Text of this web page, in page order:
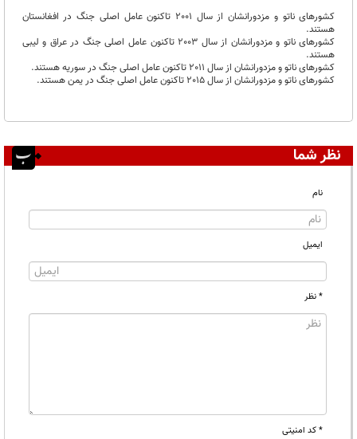
کشورهای ناتو و مزدورانشان از سال 2001 تاکنون عامل اصلی جنگ در افغانستان
هستند.
کشورهای ناتو و مزدورانشان از سال 2003 تاکنون عامل اصلی جنگ در عراق و لیبی
هستند.
کشورهای ناتو و مزدورانشان از سال 2011 تاکنون عامل اصلی جنگ در سوریه هستند.
کشورهای ناتو و مزدورانشان از سال 2015 تاکنون عامل اصلی جنگ در یمن هستند.
نظر شما
نام
ایمیل
* نظر
* کد امنیتی